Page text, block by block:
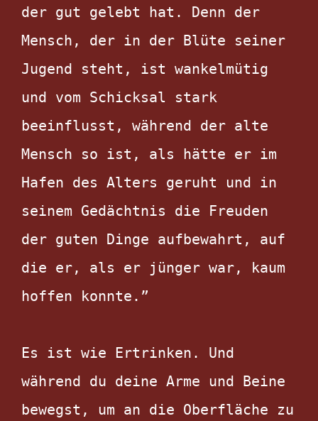
der gut gelebt hat. Denn der
Mensch, der in der Blüte seiner
Jugend steht, ist wankelmütig
und vom Schicksal stark
beeinflusst, während der alte
Mensch so ist, als hätte er im
Hafen des Alters geruht und in
seinem Gedächtnis die Freuden
der guten Dinge aufbewahrt, auf
die er, als er jünger war, kaum
hoffen konnte.”
Es ist wie Ertrinken. Und
während du deine Arme und Beine
bewegst, um an die Oberfläche zu